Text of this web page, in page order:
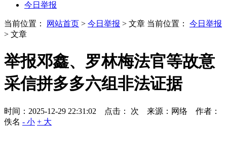
今日举报
当前位置： 网站首页 > 今日举报 > 文章 当前位置： 今日举报
> 文章
举报邓鑫、罗林梅法官等故意
采信拼多多六组非法证据
时间：2025-12-29 22:31:02 点击： 次 来源：网络 作者：
佚名 - 小 + 大